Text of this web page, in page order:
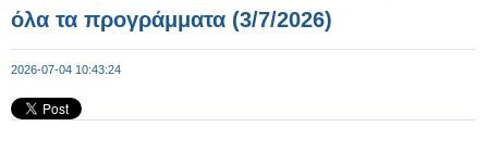
όλα τα προγράμματα (3/7/2026)
2026-07-04 10:43:24